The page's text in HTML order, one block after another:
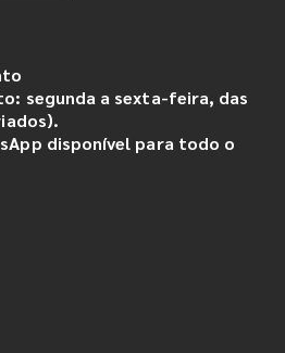
segunda a sexta-feira, das
disponível para todo o